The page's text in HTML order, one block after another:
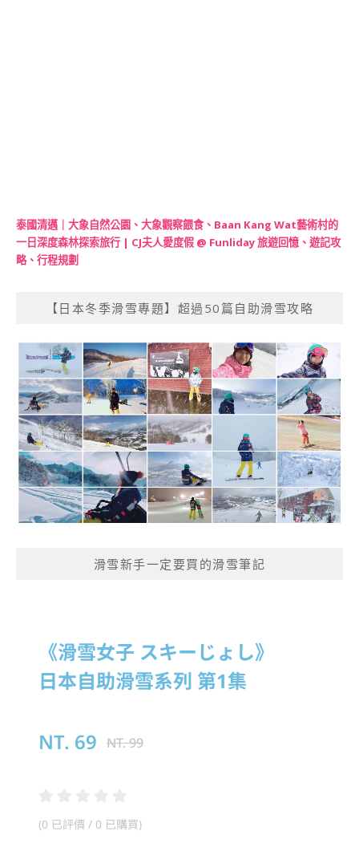
泰國清邁｜大象自然公園、大象觀察餵食、Baan Kang Wat藝術村的
一日深度森林探索旅行 | CJ夫人愛度假 @ Funliday 旅遊回憶、遊記攻
略、行程規劃
【日本冬季滑雪專題】超過50篇自助滑雪攻略
滑雪新手一定要買的滑雪筆記